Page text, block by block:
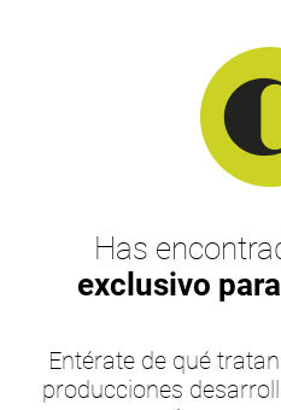
Has
exclusivo
Entérate de qué
producciones